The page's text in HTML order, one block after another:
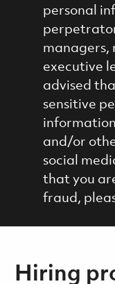
personal
managers,
executive
advised
sensitive
and/or
social
that you
fraud,
Hiring